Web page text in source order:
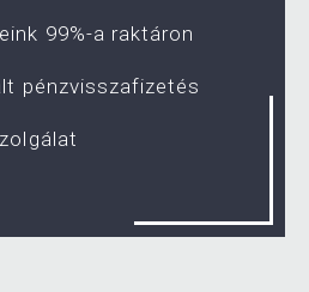
99%-a raktáron
pénzvisszafizetés